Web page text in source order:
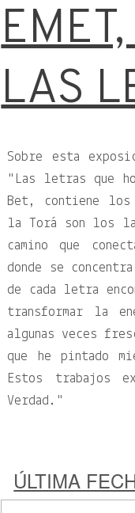
LAS
Sobre esta
Las letras que
Bet, contiene los
la Torá son los
camino que
donde se
de cada letra
transformar la
algunas veces
que he pintado
Estos trabajos
Verdad.
ÚLTIMA